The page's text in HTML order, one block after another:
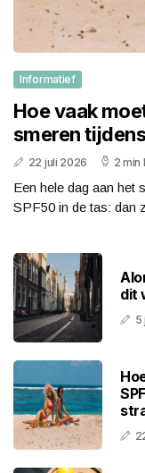
Informatief
Hoe vaak
smeren
22 juli 2026 2 min
Een hele dag aan het
SPF50 in de tas: dan
dit
5